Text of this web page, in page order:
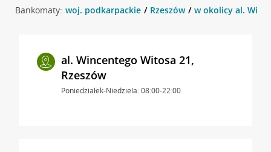
Bankomaty: woj. podkarpackie Rzeszów w okolicy al.
al. Wincentego Witosa 21,
Rzeszów
Poniedziałek-Niedziela: 08:00-22:00